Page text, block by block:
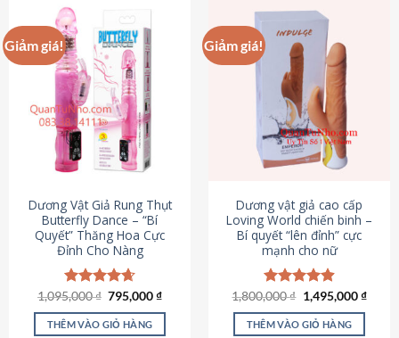
Giảm giá!
Dương Vật Giả Rung Thụt
Butterfly Dance – “Bí
Quyết” Thăng Hoa Cực
Đỉnh Cho Nàng
Được xếp
hạng4.65
5 sao
1,095,000₫ Giá
là:
1,095,000 ₫.
795,000₫Giá
tại
THÊM VÀO GIỎ HÀNG
Giảm giá!
Dương vật giả cao cấp
Loving World chiến binh –
Bí quyết “lên đỉnh” cực
mạnh cho nữ
Được xếp
hạng4.89
5 sao
1,800,000₫ Giá
gốc
là:
1,800,000 ₫.
1,495,000₫Giá
THÊM VÀO GIỎ HÀNG